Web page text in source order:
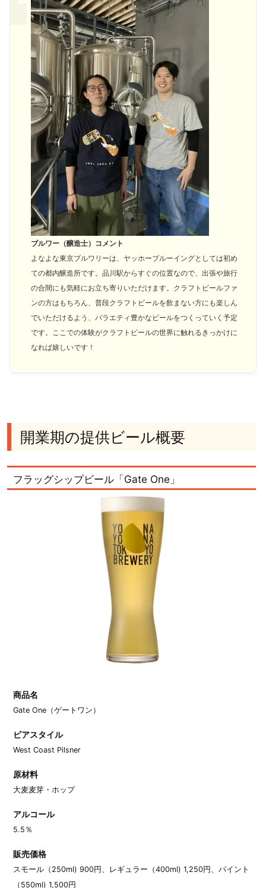
ブルワー（醸造士）コメント
よなよな東京ブルワリーは、ヤッホーブルーイングとしては初め
ての都内醸造所です。品川駅からすぐの位置なので、出張や旅行
の合間にも気軽にお立ち寄りいただけます。クラフトビールファ
ンの方はもちろん、普段クラフトビールを飲まない方にも楽しん
でいただけるよう、バラエティ豊かなビールをつくっていく予定
です。ここでの体験がクラフトビールの世界に触れるきっかけに
なれば嬉しいです！
開業期の提供ビール概要
フラッグシップビール「Gate One」
商品名
Gate One（ゲートワン）
ビアスタイル
West Coast Pilsner
原材料
大麦麦芽・ホップ
アルコール
5.5％
販売価格
スモール（250ml) 900円、レギュラー（400ml) 1,250円、パイント
（550ml) 1,500円